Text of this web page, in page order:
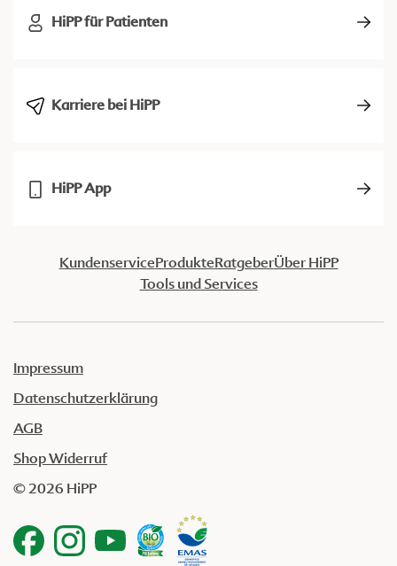
HiPP für Patienten
Karriere bei HiPP
HiPP App
KundenserviceProdukteRatgeberÜber HiPP
Tools und Services
Impressum
Datenschutzerklärung
AGB
Shop Widerruf
© 2026 HiPP